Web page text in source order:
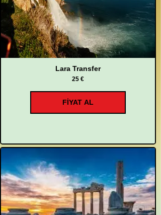
Lara Transfer
25 €
FİYAT AL